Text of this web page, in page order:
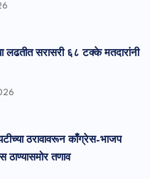
लढतीत सरासरी ६८ टक्के मतदारांनी
ठरावावरून काँग्रेस-भाजप
तणाव